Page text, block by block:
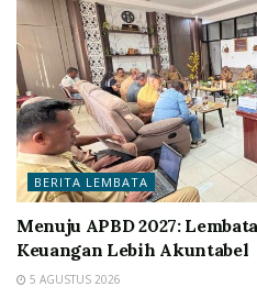
BERITA LEMBATA
Menuju APBD 2027:
Keuangan Lebih Akuntabel
5 AGUSTUS 2026